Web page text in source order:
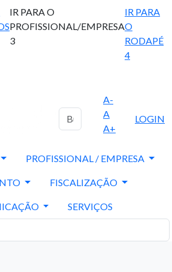
IR PARA O
PROFISSIONAL/EMPRESA
3
IR PARA
O
RODAPÉ
4
A-
A
A+
LOGIN
PROFISSIONAL / EMPRESA
FISCALIZAÇÃO
SERVIÇOS